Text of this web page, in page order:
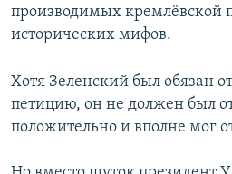
производимых кремлёвской
исторических мифов.
Хотя Зеленский был обязан
петицию, он не должен был
положительно и вполне мог